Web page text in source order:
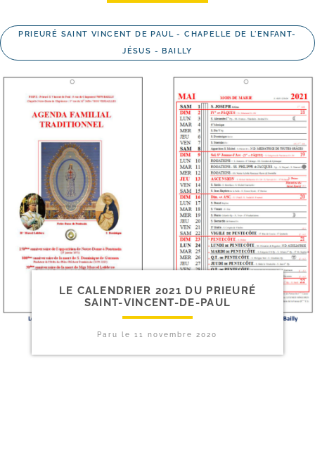
PRIEURÉ SAINT VINCENT DE PAUL - CHAPELLE DE L'ENFANT-
JÉSUS - BAILLY
LE CALENDRIER 2021 DU PRIEURÉ
SAINT-VINCENT-DE-PAUL
Paru le11 novembre 2020